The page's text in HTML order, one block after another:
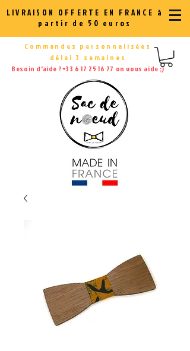
LIVRAISON OFFERTE EN FRANCE à
partir de 50 euros
Commandes personnalisées
délai 3 semaines
Besoin d'aide ?+33 6 17 25 16 77 on vous aide ;)